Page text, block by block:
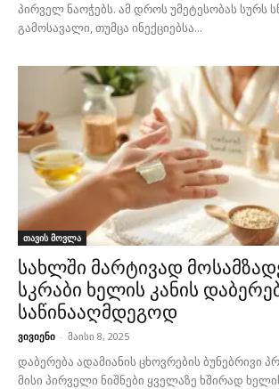
პირველ ნაოჭებს. ამ დროს უმეტესობას სურს
გამოსავალი, თუმცა ინექციებსა...
თავის მოვლა
სახლში მარტივად
სკრაბი ხელის კანის
საწინააღმდეგოდ
ვივიენი - მაისი 8, 2025
დაბერება ადამიანის ცხოვრების ბუნებრივი
მისი პირველი ნიშნები ყველაზე ხშირად